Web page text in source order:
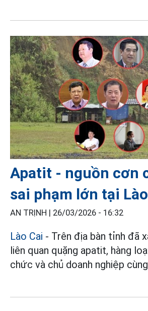
Apatit - nguồn cơn
sai phạm lớn tại
AN TRỊNH | 26/03/2026 - 16:32
Lào Cai - Trên địa bàn tỉnh đã
liên quan quặng apatit, hàng
chức và chủ doanh nghiệp